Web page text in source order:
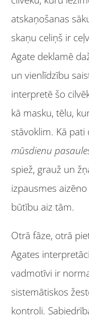
atskaņošanas
skaņu celiņš ir
Agate deklamē
un vienlīdzību
interpretē šo
kā masku, tēlu,
stāvoklim. Kā
mūsdienu
spiež, grauž un
izpausmes
būtību aiz tām.
Otrā fāze, otrā
Agates
vadmotīvi ir
sistemātiskos
kontroli.